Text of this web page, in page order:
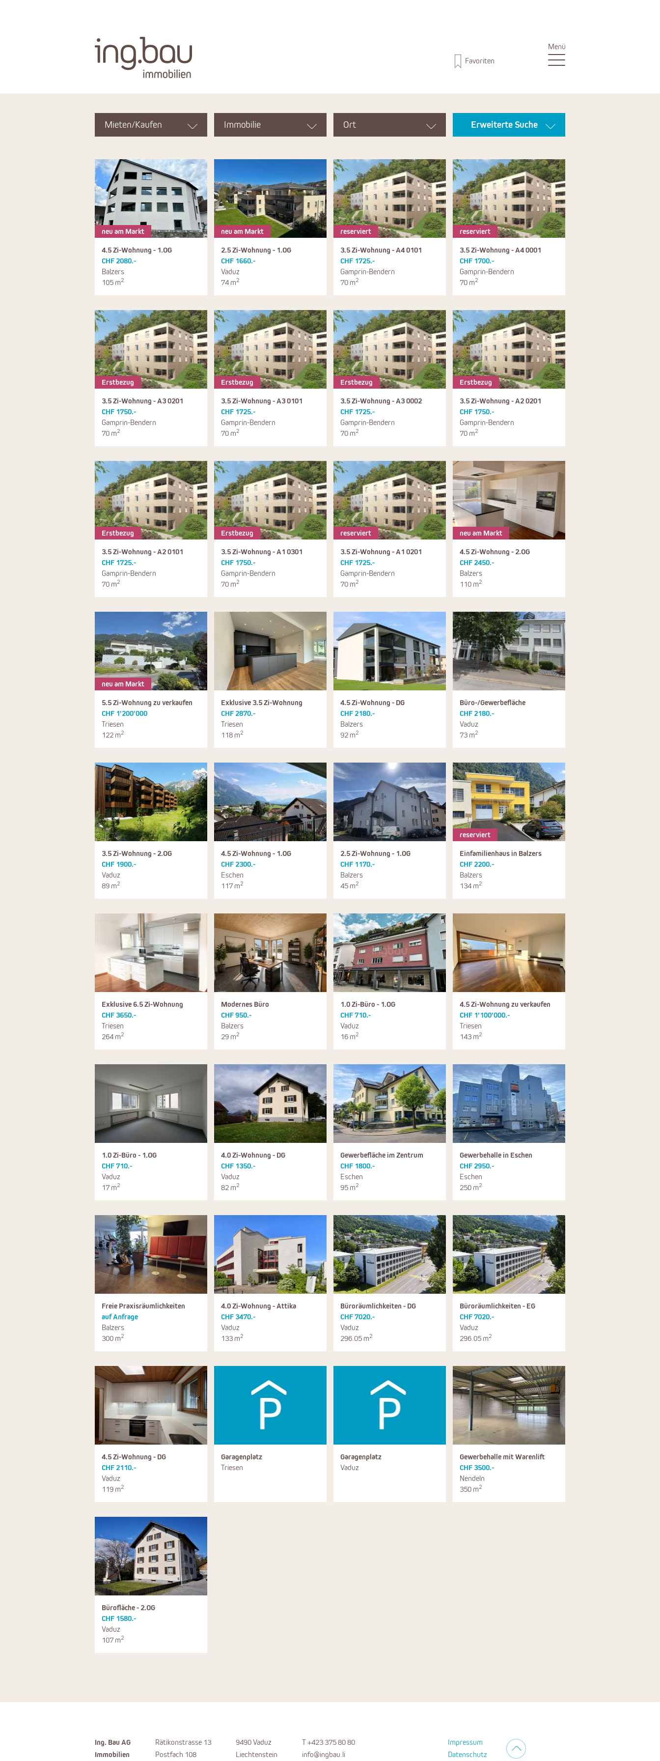
Favoriten
Menü
Mieten/Kaufen Immobilie Ort Erweiterte Suche
neu am Markt
4.5 Zi-Wohnung - 1.OG
CHF 2080.-
Balzers
105 m2
neu am Markt
2.5 Zi-Wohnung - 1.OG
CHF 1660.-
Vaduz
74 m2
reserviert
3.5 Zi-Wohnung - A4 0101
CHF 1725.-
Gamprin-Bendern
70 m2
reserviert
3.5 Zi-Wohnung - A4 0001
CHF 1700.-
Gamprin-Bendern
70 m2
Erstbezug
3.5 Zi-Wohnung - A3 0201
CHF 1750.-
Gamprin-Bendern
70 m2
Erstbezug
3.5 Zi-Wohnung - A3 0101
CHF 1725.-
Gamprin-Bendern
70 m2
Erstbezug
3.5 Zi-Wohnung - A3 0002
CHF 1725.-
Gamprin-Bendern
70 m2
Erstbezug
3.5 Zi-Wohnung - A2 0201
CHF 1750.-
Gamprin-Bendern
70 m2
Erstbezug
3.5 Zi-Wohnung - A2 0101
CHF 1725.-
Gamprin-Bendern
70 m2
Erstbezug
3.5 Zi-Wohnung - A1 0301
CHF 1750.-
Gamprin-Bendern
70 m2
reserviert
3.5 Zi-Wohnung - A1 0201
CHF 1725.-
Gamprin-Bendern
70 m2
neu am Markt
4.5 Zi-Wohnung - 2.OG
CHF 2450.-
Balzers
110 m2
neu am Markt
5.5 Zi-Wohnung zu verkaufen
CHF 1'200'000
Triesen
122 m2
Exklusive 3.5 Zi-Wohnung
CHF 2870.-
Triesen
118 m2
4.5 Zi-Wohnung - DG
CHF 2180.-
Balzers
92 m2
Büro-/Gewerbefläche
CHF 2180.-
Vaduz
73 m2
3.5 Zi-Wohnung - 2.OG
CHF 1900.-
Vaduz
89 m2
4.5 Zi-Wohnung - 1.OG
CHF 2300.-
Eschen
117 m2
2.5 Zi-Wohnung - 1.OG
CHF 1170.-
Balzers
45 m2
reserviert
Einfamilienhaus in Balzers
CHF 2200.-
Balzers
134 m2
Exklusive 6.5 Zi-Wohnung
CHF 3650.-
Triesen
264 m2
Modernes Büro
CHF 950.-
Balzers
29 m2
1.0 Zi-Büro - 1.OG
CHF 710.-
Vaduz
16 m2
4.5 Zi-Wohnung zu verkaufen
CHF 1'100'000.-
Triesen
143 m2
1.0 Zi-Büro - 1.OG
CHF 710.-
Vaduz
17 m2
4.0 Zi-Wohnung - DG
CHF 1350.-
Vaduz
82 m2
Gewerbefläche im Zentrum
CHF 1800.-
Eschen
95 m2
Gewerbehalle in Eschen
CHF 2950.-
Eschen
250 m2
Freie Praxisräumlichkeiten
auf Anfrage
Balzers
300 m2
4.0 Zi-Wohnung - Attika
CHF 3470.-
Vaduz
133 m2
Büroräumlichkeiten - DG
CHF 7020.-
Vaduz
296.05 m2
Büroräumlichkeiten - EG
CHF 7020.-
Vaduz
296.05 m2
4.5 Zi-Wohnung - DG
CHF 2110.-
Vaduz
119 m2
Garagenplatz
Triesen
Garagenplatz
Vaduz
Gewerbehalle mit Warenlift
CHF 3500.-
Nendeln
350 m2
Bürofläche - 2.OG
CHF 1580.-
Vaduz
107 m2
Ing. Bau AG
Immobilien
Rätikonstrasse 13
Postfach 108
9490 Vaduz
Liechtenstein
T +423 375 80 80
info@ingbau.li
Impressum
Datenschutz